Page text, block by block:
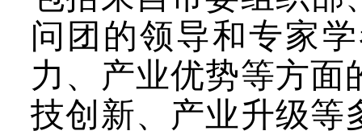
问团的领导和专家
力、产业优势等方面
技创新、产业升级等